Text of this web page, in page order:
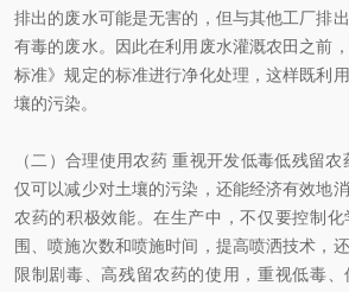
排出的废水可能是无害的，但与其他工厂排
有毒的废水。因此在利用废水灌溉农田之前
标准》规定的标准进行净化处理，这样既利
壤的污染。
（二）合理使用农药 重视开发低毒低残留
仅可以减少对土壤的污染，还能经济有效地
农药的积极效能。在生产中，不仅要控制
围、喷施次数和喷施时间，提高喷洒技术，
限制剧毒、高残留农药的使用，重视低毒